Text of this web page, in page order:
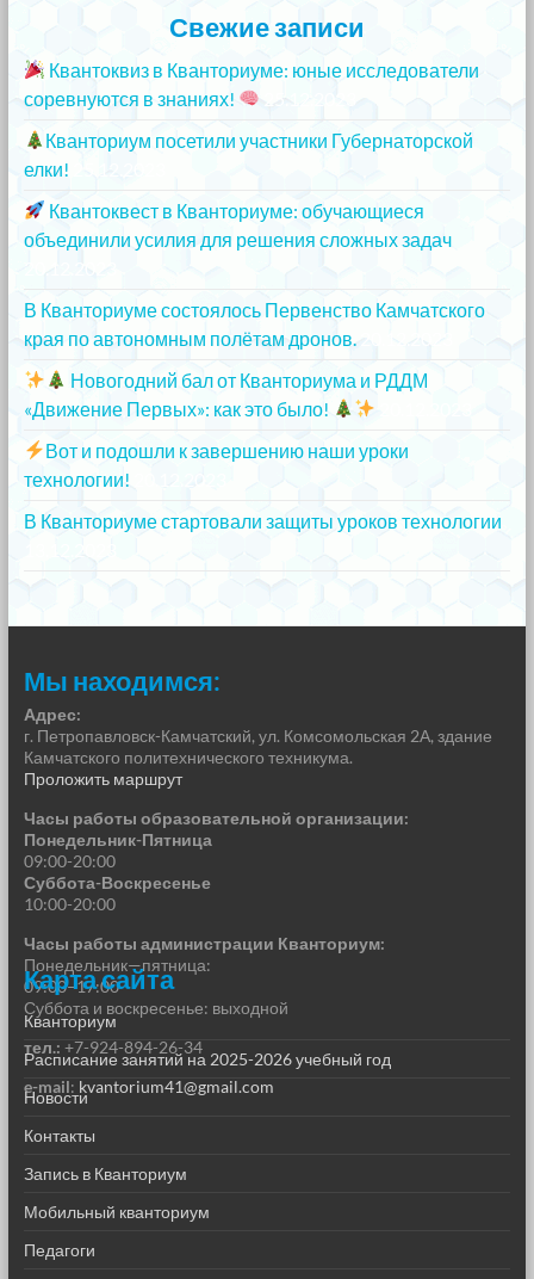
Свежие записи
Квантоквиз в Кванториуме: юные исследователи
соревнуются в знаниях!
25.12.2023
Кванториум посетили участники Губернаторской
елки!
Квантоквест в Кванториуме: обучающиеся
объединили усилия для решения сложных задач
В Кванториуме состоялось Первенство Камчатского
края по автономным полётам дронов.
Новогодний бал от Кванториума и РДДМ
«Движение Первых»: как это было!
Вот и подошли к завершению наши уроки
технологии!
В Кванториуме стартовали защиты уроков технологии
Мы находимся:
Адрес:
г. Петропавловск-Камчатский, ул. Комсомольская 2А, здание
Камчатского политехнического техникума.
Проложить маршрут
Часы работы образовательной организации:
Понедельник-Пятница
09:00-20:00
Суббота-Воскресенье
10:00-20:00
Часы работы администрации Кванториум:
Понедельник—пятница:
09:00–17:00
Суббота и воскресенье: выходной
тел.: +7-924-894-26-34
e-mail: kvantorium41@gmail.com
Карта сайта
Кванториум
Расписание занятий на 2025-2026 учебный год
Новости
Контакты
Запись в Кванториум
Мобильный кванториум
Педагоги